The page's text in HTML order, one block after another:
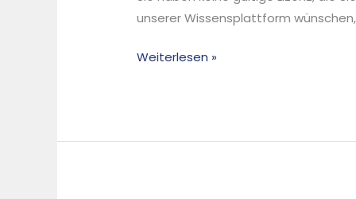
unserer Wissensplattform
Weiterlesen »